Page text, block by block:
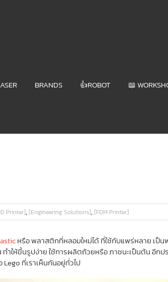
BRANDS 👍ROBOT 📖
Printer],[Engineering Solutions],[FDM Printer]
หรือ พลาสติกที่หลอมใหม่ได้ ที่ใช้กับแพร่หลาย เ
ห้ขึ้นรูปง่าย ใช้การผลิตถ้วยหรือ ภาชนะเป็นต้น อีกป
ที่เราเห็นกันอยู่ทั่วไป